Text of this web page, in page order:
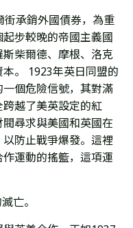
街承銷外國債券，為重
步較晚的帝國主義國
斯柴爾德、 摩根、洛克
。
1923年英日同盟的
個危險信號，其對滿
越了美英設定的紅
閥尋求與美國和英國在
防止戰爭爆發。這裡
運動的搖籃，這項運
亡。